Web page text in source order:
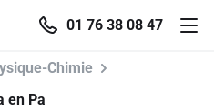
01 76 38 08 47
Chimie
en Pa